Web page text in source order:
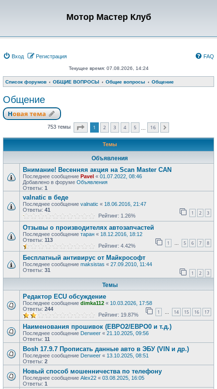
Мотор Мастер Клуб
Вход Регистрация FAQ
Текущее время: 07.08.2026, 14:24
Список форумов ОБЩИЕ ВОПРОСЫ Общие вопросы Общение
Общение
Новая тема
753 темы Страница из
1 2 3 4 5 16
Темы
Объявления
Внимание! Весенняя акция на Scan Master CAN
Последнее сообщение Pavel « 01.07.2022, 08:46
Добавлено в форуме Объявления
Ответы: 1
valnatic в беде
Последнее сообщение valnatic « 18.06.2016, 21:47
Ответы: 41 1 2 3
Рейтинг: 1.26%
Отзывы о производителях автозапчастей
Последнее сообщение таран « 18.12.2016, 18:12
Ответы: 113 1 … 5 6 7 8
Рейтинг: 4.42%
Бесплатный антивирус от Майкрософт
Последнее сообщение maksistas « 27.09.2010, 11:44
Ответы: 31 1 2 3
Темы
Редактор ECU обсуждение
Последнее сообщение dimka112 « 10.03.2026, 17:58
Ответы: 244 1 … 14 15 16 17
Рейтинг: 19.87%
Наименования прошивок (ЕВРО2/ЕВРО0 и т.д.)
Последнее сообщение Derweer « 21.10.2025, 09:56
Ответы: 11
Bosh 17.9.7 Прописать данные авто в ЭБУ (VIN и др.)
Последнее сообщение Derweer « 13.10.2025, 08:51
Ответы: 2
Новый способ мошенничества по телефону
Последнее сообщение Alex22 « 03.08.2025, 16:05
Ответы: 1